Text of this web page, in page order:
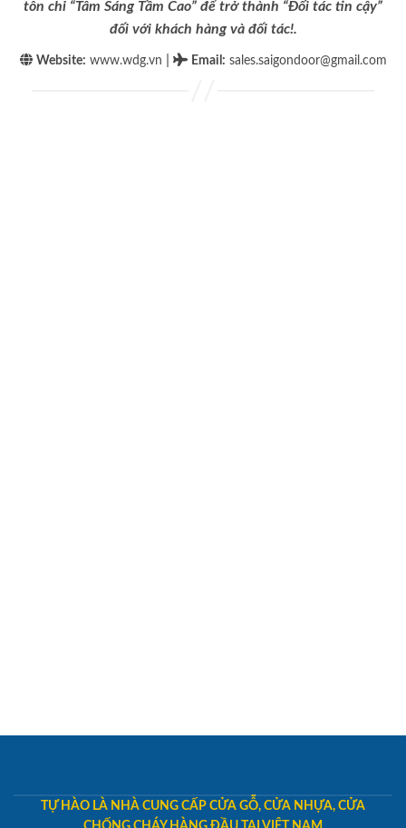
tôn chỉ “Tâm Sáng Tầm Cao” để trở thành “Đối tác tin cậy”
đối với khách hàng và đối tác!.
Website: www.wdg.vn Email : sales.saigondoor@gmail.com
TỰ HÀO LÀ NHÀ CUNG CẤP CỬA GỖ, CỬA NHỰA, CỬA